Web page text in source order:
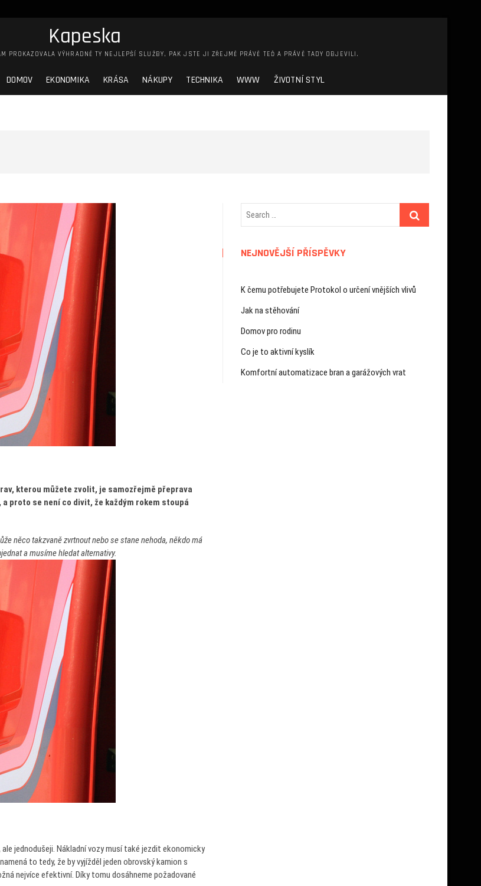
Kapeska
PROKAZOVALA VÝHRADNĚ TY NEJLEPŠÍ SLUŽBY, PAK JSTE JI ZŘEJMĚ PRÁVĚ TEĎ A PRÁVĚ TADY OBJEVILI.
DOMOV EKONOMIKA KRÁSA NÁKUPY TECHNIKA WWW ŽIVOTNÍ STYL
kterou můžete zvolit, je samozřejmě přeprava
proto se není co divit, že každým rokem stoupá
něco takzvaně zvrtnout nebo se stane nehoda, někdo má
a musíme hledat alternativy.
jednodušeji. Nákladní vozy musí také jezdit ekonomicky
to tedy, že by vyjížděl jeden obrovský kamion s
nejvíce efektivní. Díky tomu dosáhneme požadované
NEJNOVĚJŠÍ PŘÍSPĚVKY
K čemu potřebujete Protokol o určení vnějších vlivů
Jak na stěhování
Domov pro rodinu
Co je to aktivní kyslík
Komfortní automatizace bran a garážových vrat